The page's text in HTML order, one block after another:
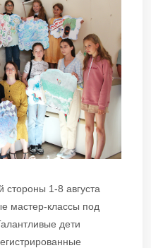
стороны 1-8 августа
мастер-классы под
дети